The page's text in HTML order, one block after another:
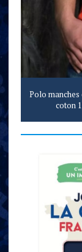
Polo
coton